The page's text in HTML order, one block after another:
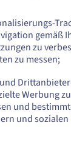
zur
Löschung des
gemäß
zu
zu messen;
Werbung
und
und sozialen